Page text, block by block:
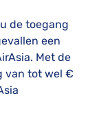
de toegang
een
Met de
van tot wel €